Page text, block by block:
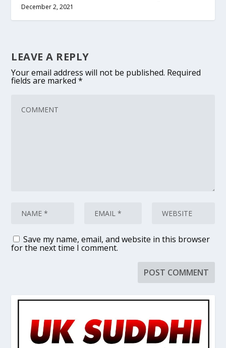
December 2, 2021
LEAVE A REPLY
Your email address will not be published. Required
fields are marked*
Save my name, email, and website in this browser
for the next time I comment.